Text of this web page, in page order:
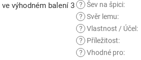
výhodném balení 3 ? Šev na špici:
? Svěr lemu:
? Vlastnost / Účel :
?
Příležitost:
? Vhodné pro: